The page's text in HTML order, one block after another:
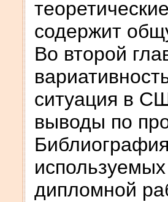
содержит
Во второй
ситуация в
выводы по
дипломной